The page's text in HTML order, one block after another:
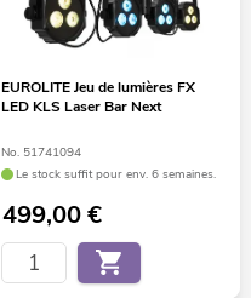
EUROLITE Jeu de lumières FX
LED KLS Laser Bar Next
No. 51741094
Le stock suffit pour env. 6 semaines.
499,00€